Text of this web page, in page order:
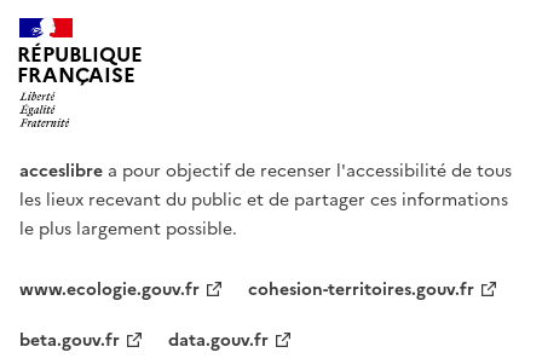
RÉPUBLIQUE
FRANÇAISE
acceslibre a pour objectif de recenser l'accessibilité de tous
les lieux recevant du public et de partager ces informations
le plus largement possible.
www.ecologie.gouv.fr
cohesion-territoires.gouv.fr
beta.gouv.fr
data.gouv.fr